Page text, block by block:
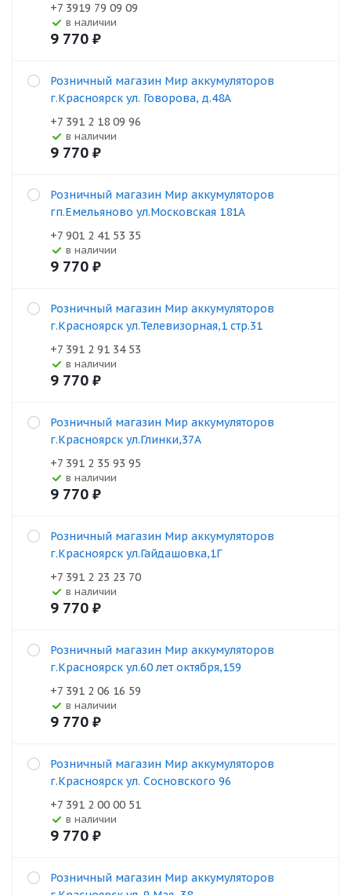
+7 3919 79 09 09
В наличии
9 770 ₽
Розничный магазин Мир аккумуляторов
г.Красноярск ул. Говорова, д.48А
+7 391 2 18 09 96
В наличии
9 770 ₽
Розничный магазин Мир аккумуляторов
гп.Емельяново ул.Московская 181А
+7 901 2 41 53 35
В наличии
9 770 ₽
Розничный магазин Мир аккумуляторов
г.Красноярск ул.Телевизорная,1 стр.31
+7 391 2 91 34 53
В наличии
9 770 ₽
Розничный магазин Мир аккумуляторов
г.Красноярск ул.Глинки,37А
+7 391 2 35 93 95
В наличии
9 770 ₽
Розничный магазин Мир аккумуляторов
г.Красноярск ул.Гайдашовка,1Г
+7 391 2 23 23 70
В наличии
9 770 ₽
Розничный магазин Мир аккумуляторов
г.Красноярск ул.60 лет октября,159
+7 391 2 06 16 59
В наличии
9 770 ₽
Розничный магазин Мир аккумуляторов
г.Красноярск ул. Сосновского 96
+7 391 2 00 00 51
В наличии
9 770 ₽
Розничный магазин Мир аккумуляторов